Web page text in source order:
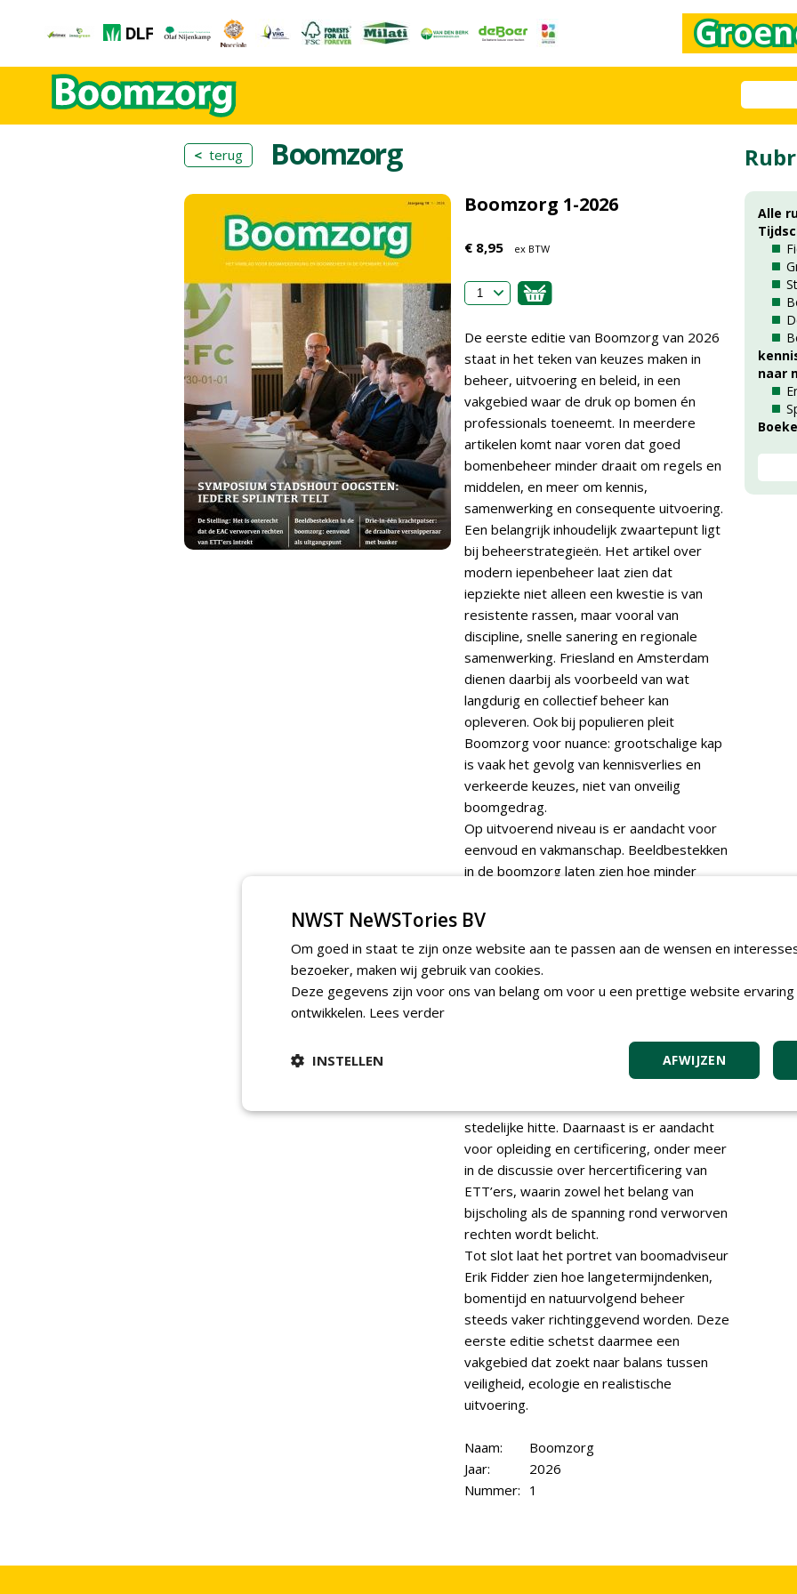
< terug Boomzorg
Boomzorg 1-2026
€ 8,95 ex BTW
De eerste editie van Boomzorg van 2026
staat in het teken van keuzes maken in
beheer, uitvoering en beleid, in een
vakgebied waar de druk op bomen én
professionals toeneemt. In meerdere
artikelen komt naar voren dat goed
bomenbeheer minder draait om regels en
middelen, en meer om kennis,
samenwerking en consequente uitvoering.
Een belangrijk inhoudelijk zwaartepunt ligt
bij beheerstrategieën. Het artikel over
modern iepenbeheer laat zien dat
iepziekte niet alleen een kwestie is van
resistente rassen, maar vooral van
discipline, snelle sanering en regionale
samenwerking. Friesland en Amsterdam
dienen daarbij als voorbeeld van wat
langdurig en collectief beheer kan
opleveren. Ook bij populieren pleit
Boomzorg voor nuance: grootschalige kap
is vaak het gevolg van kennisverlies en
verkeerde keuzes, niet van onveilig
boomgedrag.
Op uitvoerend niveau is er aandacht voor
eenvoud en vakmanschap. Beeldbestekken
in de boomzorg laten zien hoe minder
aannemer kunnen leiden tot rust, lagere
wordt innovatie praktisch benaderd, zoals
bij de draaibare versnipperaar met bunker,
ontwikkeld vanuit de dagelijkse praktijk van
Kennisontwikkeling vormt een rode draad
in het blad. In Boomzorg Scholar wordt
nieuw onderzoek vertaald naar de praktijk,
stedelijke hitte. Daarnaast is er aandacht
voor opleiding en certificering, onder meer
in de discussie over hercertificering van
ETT’ers, waarin zowel het belang van
bijscholing als de spanning rond verworven
rechten wordt belicht.
Tot slot laat het portret van boomadviseur
Erik Fidder zien hoe langetermijndenken,
bomentijd en natuurvolgend beheer
steeds vaker richtinggevend worden. Deze
eerste editie schetst daarmee een
vakgebied dat zoekt naar balans tussen
veiligheid, ecologie en realistische
uitvoering.
Naam:
Boomzorg
Jaar:
2026
Nummer: 1
Alle
naar
NWST NeWSTories BV
Om goed in staat te zijn onze website aan te passen aan de wensen en
bezoeker, maken wij gebruik van cookies.
Deze gegevens zijn voor ons van belang om voor u een prettige website ervaring
ontwikkelen. Lees verder
AFWIJZEN
INSTELLEN